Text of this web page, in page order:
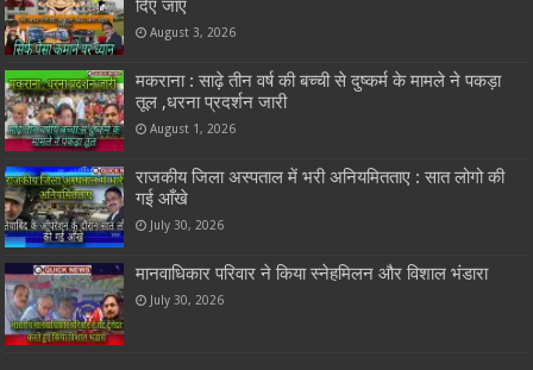
दिए जाए
August 3, 2026
मकराना : साढ़े तीन वर्ष की बच्ची से दुष्कर्म के मामले ने पकड़ा
तूल ,धरना प्रदर्शन जारी
August 1, 2026
राजकीय जिला अस्पताल में भरी अनियमितताए : सात लोगो की
गई आँखे
July 30, 2026
मानवाधिकार परिवार ने किया स्नेहमिलन और विशाल भंडारा
July 30, 2026